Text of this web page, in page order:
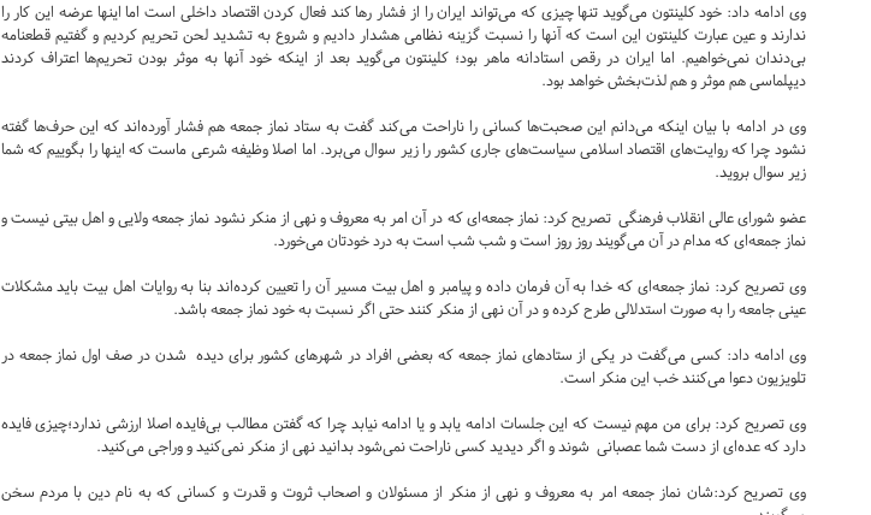
وی ادامه داد: خود کلینتون می‌گوید تنها چیزی که می‌تواند ایران را از فشار رها کند فعال کردن اقتصاد داخلی است اما اینها عرضه این کار را
ندارند و عین عبارت کلینتون این است که آنها را نسبت گزینه نظامی هشدار دادیم و شروع به تشدید لحن تحریم کردیم و گفتیم قطعنامه
بی‌دندان نمی‌خواهیم. اما ایران در رقص استادانه ماهر بود؛ کلینتون می‌گوید بعد از اینکه خود آنها به موثر بودن تحریم‌ها اعتراف کردند
دیپلماسی هم موثر و هم لذت‌بخش خواهد بود.
وی در ادامه با بیان اینکه می‌دانم این صحبت‌ها کسانی را ناراحت می‌کند گفت به ستاد نماز جمعه هم فشار آورده‌اند که این حرف‌ها گفته
نشود چرا که روایت‌های اقتصاد اسلامی سیاست‌های جاری کشور را زیر سوال می‌برد. اما اصلا وظیفه شرعی ماست که اینها را بگوییم که شما
زیر سوال بروید.
عضو شورای عالی انقلاب فرهنگی تصریح کرد: نماز جمعه‌ای که در آن امر به معروف و نهی از منکر نشود نماز جمعه ولایی و اهل بیتی نیست و
نماز جمعه‌ای که مدام در آن می‌گویند روز روز است و شب شب است به درد خودتان می‌خورد.
وی تصریح کرد: نماز جمعه‌ای که خدا به آن فرمان داده و پیامبر و اهل بیت مسیر آن را تعیین کرده‌اند بنا به روایات اهل بیت باید مشکلات
عینی جامعه را به صورت استدلالی طرح کرده و در آن نهی از منکر کنند حتی اگر نسبت به خود نماز جمعه باشد.
وی ادامه داد: کسی می‌گفت در یکی از ستادهای نماز جمعه که بعضی افراد در شهرهای کشور برای دیده شدن در صف اول نماز جمعه در
تلویزیون دعوا می‌کنند خب این منکر است.
وی تصریح کرد: برای من مهم نیست که این جلسات ادامه یابد و یا ادامه نیابد چرا که گفتن مطالب بی‌فایده اصلا ارزشی ندارد؛‌چیزی فایده
دارد که عده‌ای از دست شما عصبانی شوند و اگر دیدید کسی ناراحت نمی‌شود بدانید نهی از منکر نمی‌کنید و وراجی می‌کنید.
وی تصریح کرد:‌شان نماز جمعه امر به معروف و نهی از منکر از مسئولان و اصحاب ثروت و قدرت و کسانی که به نام دین با مردم سخن